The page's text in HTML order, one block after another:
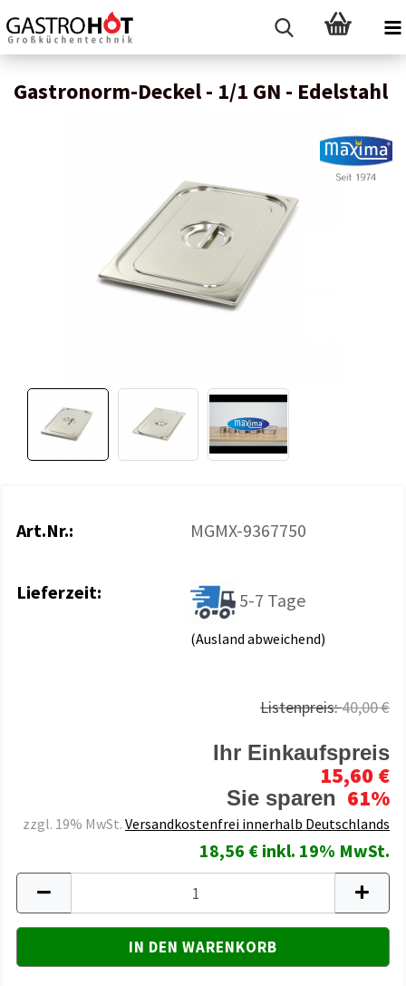
Gastronorm-Deckel - 1/1 GN - Edelstahl
Art.Nr.: MGMX-9367750
Lieferzeit: 5-7 Tage
(Ausland abweichend)
Listenpreis:40,00 €
Ihr Einkaufspreis
15,60 €
Sie sparen 61%
zzgl. 19% MwSt. Versandkostenfrei innerhalb Deutschlands
18,56 € inkl. 19% MwSt.